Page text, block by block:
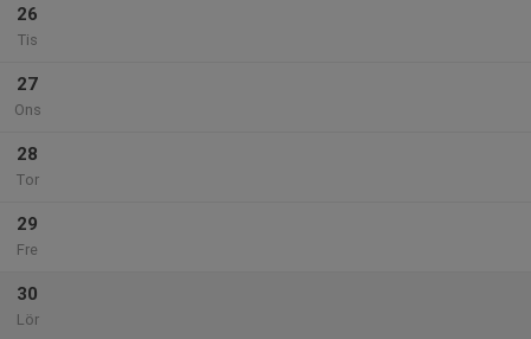
26
Tis
27
Ons
28
Tor
29
Fre
30
Lör